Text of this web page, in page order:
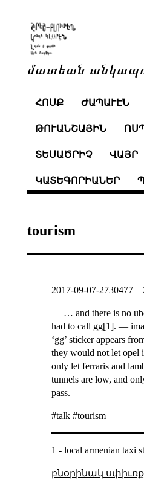
մատեան
ՀՈՍՔ ԺԱՊԱՒԷՆ
ԹՈՒԱՆՇԱՅԻՆ
ՏԵՍԱԾՐԻՉ ՎԱՅՐ
ԿԱՏԵԳՈՐԻԱՆԵՐ
tourism
2017-09-07-2730477–
— … and there is no
had to call gg[1]. —
‘gg’ sticker appears
they would not let opel
only let ferraris and
tunnels are low, and
pass.
#talk #tourism
1 - local armenian taxi
բնօրինակ